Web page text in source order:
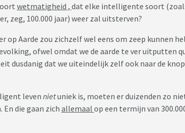
wetmatigheid , dat elke intelligente soort
zeg, 100.000 jaar) weer zal uitsterven?
op Aarde zou zichzelf wel eens om zeep kunnen
ofwel omdat we de aarde te ver uitputten
dusdanig dat we uiteindelijk zelf ook naar de
leven nietuniek is, moeten er duizenden zo
die gaan zich allemaal op een termijn van